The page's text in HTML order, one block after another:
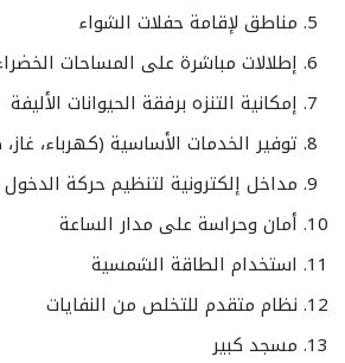
مناطق لإقامة حفلات الشواء
إطلالات مباشرة على المساحات
إمكانية التنزه برفقة الحيوانات الأليفة
توفير الخدمات الأساسية (كهرباء،
مداخل إلكترونية لتنظيم حركة
أمان وحراسة على مدار الساعة
استخدام الطاقة الشمسية
نظام متقدم للتخلص من النفايات
مسجد كبير